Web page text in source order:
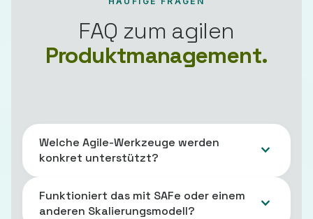
FAQ zum agilen
Produktmanagement.
Welche Agile-Werkzeuge werden
konkret unterstützt?
Funktioniert das mit SAFe oder einem
anderen Skalierungsmodell?